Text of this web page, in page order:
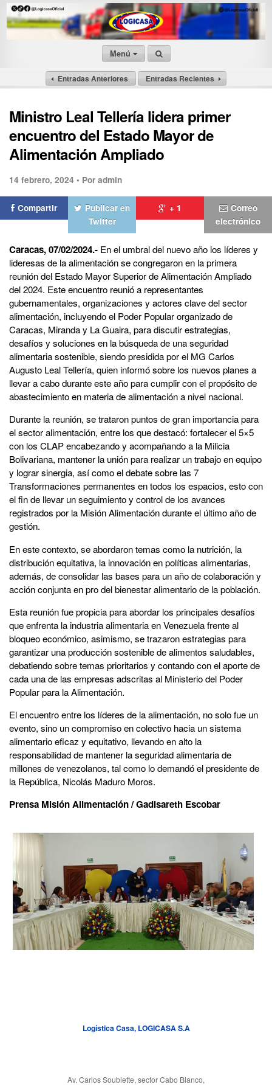
Menú
Entradas Anteriores Entradas Recientes
Ministro Leal Tellería lidera primer
encuentro del Estado Mayor de
Alimentación Ampliado
14 febrero, 2024 • Por admin
Compartir
Publicar en
Twitter
+ 1
Correo
electrónico
Caracas, 07/02/2024.- En el umbral del nuevo año los líderes y
lideresas de la alimentación se congregaron en la primera
reunión del Estado Mayor Superior de Alimentación Ampliado
del 2024. Este encuentro reunió a representantes
gubernamentales, organizaciones y actores clave del sector
alimentación, incluyendo el Poder Popular organizado de
Caracas, Miranda y La Guaira, para discutir estrategias,
desafíos y soluciones en la búsqueda de una seguridad
alimentaria sostenible, siendo presidida por el MG Carlos
Augusto Leal Tellería, quien informó sobre los nuevos planes a
llevar a cabo durante este año para cumplir con el propósito de
abastecimiento en materia de alimentación a nivel nacional.
Durante la reunión, se trataron puntos de gran importancia para
el sector alimentación, entre los que destacó: fortalecer el 5×5
con los CLAP encabezando y acompañando a la Milicia
Bolivariana, mantener la unión para realizar un trabajo en equipo
y lograr sinergia, así como el debate sobre las 7
Transformaciones permanentes en todos los espacios, esto con
el fin de llevar un seguimiento y control de los avances
registrados por la Misión Alimentación durante el último año de
gestión.
En este contexto, se abordaron temas como la nutrición, la
distribución equitativa, la innovación en políticas alimentarias,
además, de consolidar las bases para un año de colaboración y
acción conjunta en pro del bienestar alimentario de la población.
Esta reunión fue propicia para abordar los principales desafíos
que enfrenta la industria alimentaria en Venezuela frente al
bloqueo económico, asimismo, se trazaron estrategias para
garantizar una producción sostenible de alimentos saludables,
debatiendo sobre temas prioritarios y contando con el aporte de
cada una de las empresas adscritas al Ministerio del Poder
Popular para la Alimentación.
El encuentro entre los líderes de la alimentación, no solo fue un
evento, sino un compromiso en colectivo hacia un sistema
alimentario eficaz y equitativo, llevando en alto la
responsabilidad de mantener la seguridad alimentaria de
millones de venezolanos, tal como lo demandó el presidente de
la República, Nicolás Maduro Moros.
Prensa Misión Alimentación / Gadisareth Escobar
Logística Casa, LOGICASA S.A
Av. Carlos Soublette, sector Cabo Blanco,